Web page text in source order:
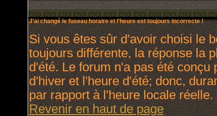
J'ai changé le fuseau horaire et l'heure est toujours incorrecte !
Si vous êtes sûr d'avoir choisi le
toujours différente, la réponse la
d'été. Le forum n'a pas été
d'hiver et l'heure d'été; donc,
par rapport à l'heure locale réelle.
Revenir en haut de page